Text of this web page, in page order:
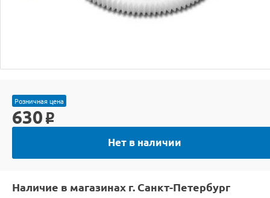
Розничная цена
630 o
Нет в наличии
Наличие в магазинах г. Санкт-Петербург